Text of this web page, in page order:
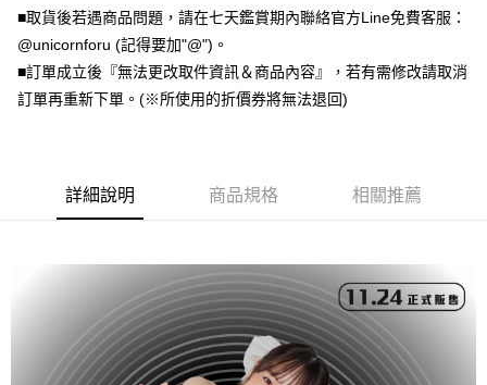
台灣樂天信用卡公司
玉山商業銀行
星展（台灣）商業銀行
台新國際商業銀行
台灣樂天信用卡公司
永豐商業銀行
玉山商業銀行
星展（台灣）商業銀行
中國信託商業銀行
台灣樂天信用卡公司
悠遊付
Google Pay
全盈+PAY
【大哥付你分期使用說明】
1.本服務由台灣大哥大提供，台灣大哥大用戶可立即使用無須另外申請。
3.實際核准額度、可分期數及費用金額請依後續交易確認頁面所載為準。
4.訂單成立30分鐘內，如未前往確認交易或遇審核未通過，訂單將自動取
消。如遇「轉專審核」未通過狀況，表示未達大哥付你分期系統評分，恕無
法說明評估內容。
【繳款方式說明】
AFTEE先享後付
【關於「AFTEE先享後付」】
AFTEE先享後付是「在收到商品之後才付款」的支付方式。 讓您購物簡單
１．簡單：不需註冊會員、不需綁卡、不需儲值。
２．便利：只要手機號碼，簡訊認證，即可結帳。
３．安心：先確認商品／服務後，再付款。
運送方式
全家取貨付款
■取貨後若遇商品問題，請在七天鑑賞期內聯絡官方Line免費客服：
@unicornforu (記得要加"@")。
■訂單成立後『無法更改取件資訊＆商品內容』，若有需修改請取消
訂單再重新下單。(※所使用的折價券將無法退回)
詳細說明 商品規格 相關推薦